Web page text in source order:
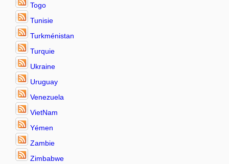
Togo
Tunisie
Turkménistan
Turquie
Ukraine
Uruguay
Venezuela
VietNam
Yémen
Zambie
Zimbabwe